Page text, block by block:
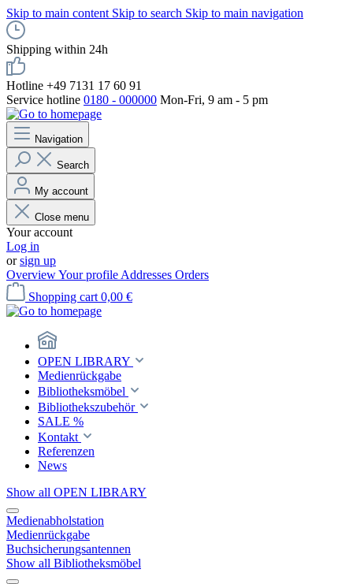
Skip to main content Skip to search Skip to main navigation
Shipping within 24h
Hotline +49 7131 17 60 91
Service hotline 0180 - 000000 Mon-Fri, 9 am - 5 pm
Navigation
Search
My account
Close menu
Your account
Log in
orsign up
OverviewYour profile Addresses Orders
Shopping cart 0,00 €
OPEN LIBRARY
Medienrückgabe
Bibliotheksmöbel
Bibliothekszubehör
SALE %
Kontakt
Referenzen
News
Show all OPEN LIBRARY
Medienabholstation
Medienrückgabe
Buchsicherungsantennen
Show all Bibliotheksmöbel